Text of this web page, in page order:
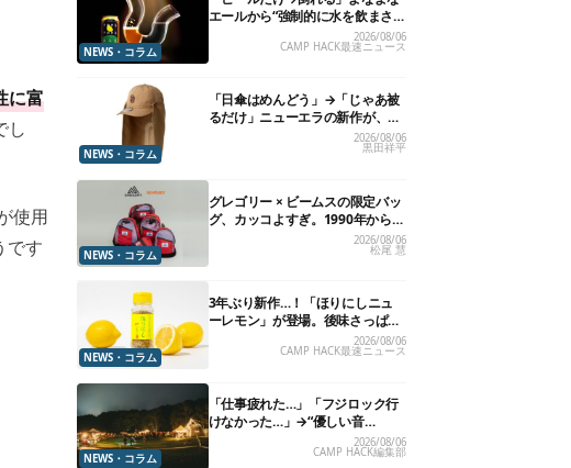
に富
し
使用
です
NEWS・コラム
エールから“強制的に水を飲まさ
2026/08/06
CAMP HACK最速ニュース
NEWS・コラム
「日傘はめんどう」→「じゃあ被
るだけ」ニューエラの新作が、真
2026/08/06
黒田祥平
NEWS・コラム
グレゴリー × ビームスの限定バッ
グ、カッコよすぎ。1990年から“3
年のみ使用”されていた、紫タグ
2026/08/06
松尾 慧
NEWS・コラム
3年ぶり新作…！「ほりにしニュ
ーレモン」が登場。後味さっぱり
の万能スパイス！【8月21日発
2026/08/06
CAMP HACK最速ニュース
NEWS・コラム
「仕事疲れた…」「フジロック行
けなかった…」→“優しい音
楽”と“大きな自然”で治癒。まだ間
2026/08/06
CAMP HACK編集部